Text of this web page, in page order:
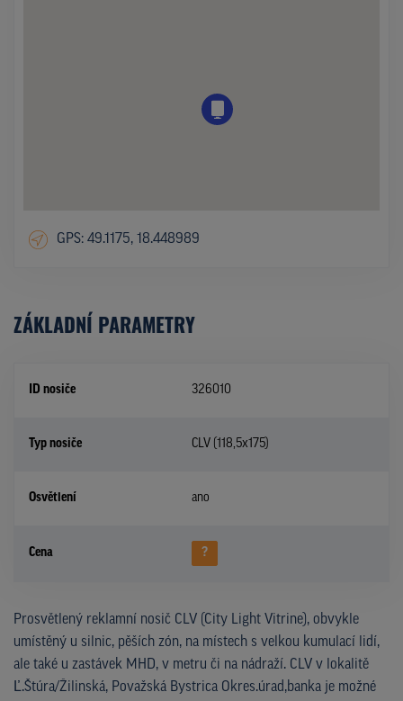
GPS: 49.1175, 18.448989
ZÁKLADNÍ PARAMETRY
ID nosiče 326010
Typ nosiče CLV (118,5x175)
Osvětlení ano
Cena ?
Prosvětlený reklamní nosič CLV (City Light Vitrine), obvykle
umístěný u silnic, pěších zón, na místech s velkou kumulací lidí,
ale také u zastávek MHD, v metru či na nádraží. CLV v lokalitě
Ľ.Štúra/Žilinská, Považská Bystrica Okres.úrad,banka je možné